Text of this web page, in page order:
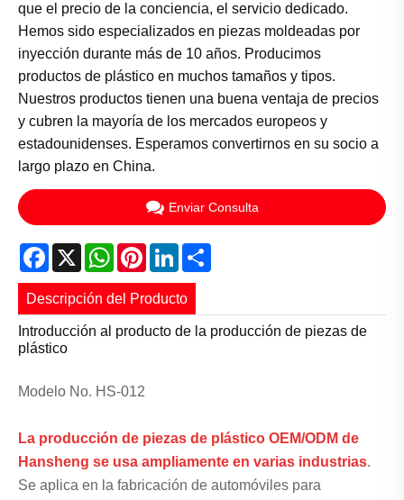
que el precio de la conciencia, el servicio dedicado.
Hemos sido especializados en piezas moldeadas por
inyección durante más de 10 años. Producimos
productos de plástico en muchos tamaños y tipos.
Nuestros productos tienen una buena ventaja de precios
y cubren la mayoría de los mercados europeos y
estadounidenses. Esperamos convertirnos en su socio a
largo plazo en China.
Enviar Consulta
Facebook
X WhatsApp
PinterestLinkedIn
Descripción del Producto
Introducción al producto de la producción de piezas de
plástico
Modelo No. HS-012
La producción de piezas de plástico OEM/ODM de
Hansheng se usa ampliamente en varias industrias.
Se aplica en la fabricación de automóviles para